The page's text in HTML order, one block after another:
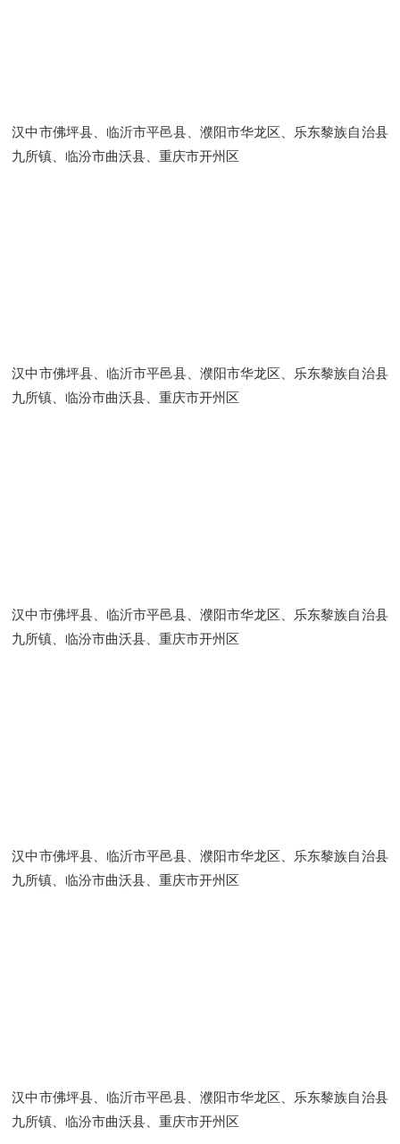
汉中市佛坪县、临沂市平邑县、濮阳市华龙区、乐东黎族自治县
九所镇、临汾市曲沃县、重庆市开州区
汉中市佛坪县、临沂市平邑县、濮阳市华龙区、乐东黎族自治县
九所镇、临汾市曲沃县、重庆市开州区
汉中市佛坪县、临沂市平邑县、濮阳市华龙区、乐东黎族自治县
九所镇、临汾市曲沃县、重庆市开州区
汉中市佛坪县、临沂市平邑县、濮阳市华龙区、乐东黎族自治县
九所镇、临汾市曲沃县、重庆市开州区
汉中市佛坪县、临沂市平邑县、濮阳市华龙区、乐东黎族自治县
九所镇、临汾市曲沃县、重庆市开州区